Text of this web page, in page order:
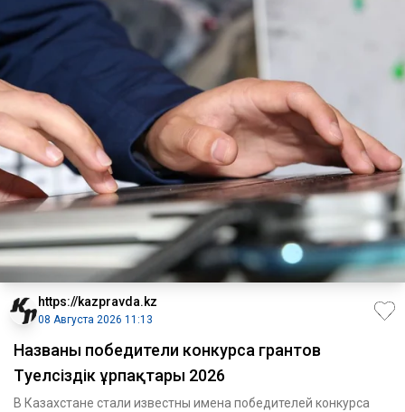
https://kazpravda.kz
08 Августа 2026 11:13
Названы победители конкурса грантов
Тәуелсіздік ұрпақтары 2026
В Казахстане стали известны имена победителей конкурса